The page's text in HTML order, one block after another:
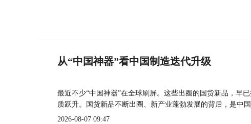
从“中国神器”看中国制造迭代升级
最近不少“中国神器”在全球刷屏。这些出圈的国货新品，早
质跃升。国货新品不断出圈、新产业蓬勃发展的背后，是中国
2026-08-07 09:47